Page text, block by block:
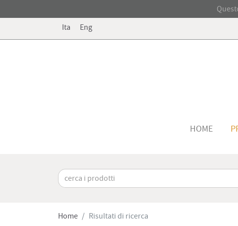
Ita
Eng
HOME
Home Risultati di ricerca